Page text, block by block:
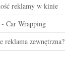
reklamy w kinie
- Car Wrapping
reklama zewnętrzna?